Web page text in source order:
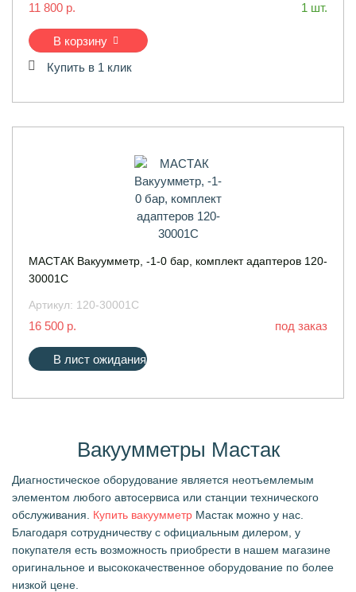
11 800 р. 1 шт.
В корзину
Купить в 1 клик
МАСТАК Вакуумметр, -1-0 бар, комплект адаптеров 120-
30001C
Артикул: 120-30001C
16 500 р. под заказ
В лист ожидания
Вакуумметры Мастак
Диагностическое оборудование является неотъемлемым
элементом любого автосервиса или станции технического
обслуживания. Купить вакуумметр Мастак можно у нас.
Благодаря сотрудничеству с официальным дилером, у
покупателя есть возможность приобрести в нашем магазине
оригинальное и высококачественное оборудование по более
низкой цене.